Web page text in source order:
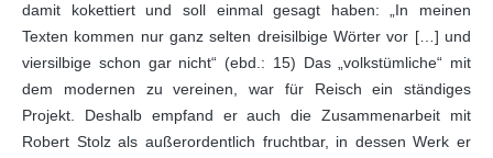
damit kokettiert und soll einmal gesagt haben: „In meinen
Texten kommen nur ganz selten dreisilbige Wörter vor […] und
viersilbige schon gar nicht“ (ebd.: 15) Das „volkstümliche“ mit
dem modernen zu vereinen, war für Reisch ein ständiges
Projekt. Deshalb empfand er auch die Zusammenarbeit mit
Robert Stolz als außerordentlich fruchtbar, in dessen Werk er